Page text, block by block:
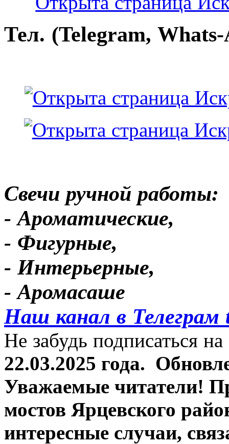
Тел. (Telegram,
Свечи ручной работы:
- Ароматические,
- Фигурные,
- Интерьерные,
- Аромасаше
Наш канал в Телеграм
Не забудь подписаться
22.03.2025 года.
Уважаемые читатели!
мостов Ярцевского
интересные случаи,